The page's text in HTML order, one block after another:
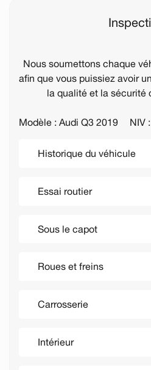
Nous soumettons chaque
afin que vous puissiez avoir
la qualité et la sécurité
Modèle : Audi Q3 2019 NIV
Historique du véhicule
Essai routier
Sous le capot
Roues et freins
Carrosserie
Intérieur